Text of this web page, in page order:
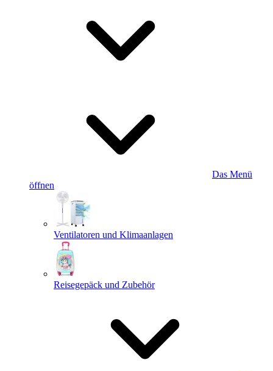
Das Menü
öffnen
Ventilatoren und Klimaanlagen
Reisegepäck und Zubehör